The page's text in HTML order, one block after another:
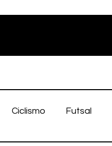
Ciclismo Futsal